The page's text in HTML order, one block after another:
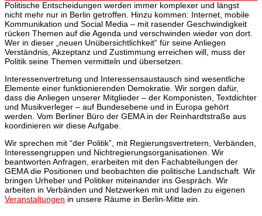
Politische Entscheidungen werden immer komplexer und längst
nicht mehr nur in Berlin getroffen. Hinzu kommen: Internet, mobile
Kommunikation und Social Media – mit rasender Geschwindigkeit
rücken Themen auf die Agenda und verschwinden wieder von dort.
Wer in dieser „neuen Unübersichtlichkeit“ für seine Anliegen
Verständnis, Akzeptanz und Zustimmung erreichen will, muss der
Politik seine Themen vermitteln und übersetzen.
Interessenvertretung und Interessensaustausch sind wesentliche
Elemente einer funktionierenden Demokratie. Wir sorgen dafür,
dass die Anliegen unserer Mitglieder – der Komponisten, Textdichter
und Musikverleger – auf Bundesebene und in Europa gehört
werden. Vom Berliner Büro der GEMA in der Reinhardtstraße aus
koordinieren wir diese Aufgabe.
Wir sprechen mit “der Politik”, mit Regierungsvertretern, Verbänden,
Interessengruppen und Nichtregierungsorganisationen. Wir
beantworten Anfragen, erarbeiten mit den Fachabteilungen der
GEMA die Positionen und beobachten die politische Landschaft. Wir
bringen Urheber und Politiker miteinander ins Gespräch. Wir
arbeiten in Verbänden und Netzwerken mit und laden zu eigenen
Veranstaltungen in unsere Räume in Berlin-Mitte ein.